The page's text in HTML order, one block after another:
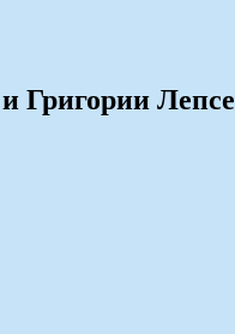
Григории Лепсе